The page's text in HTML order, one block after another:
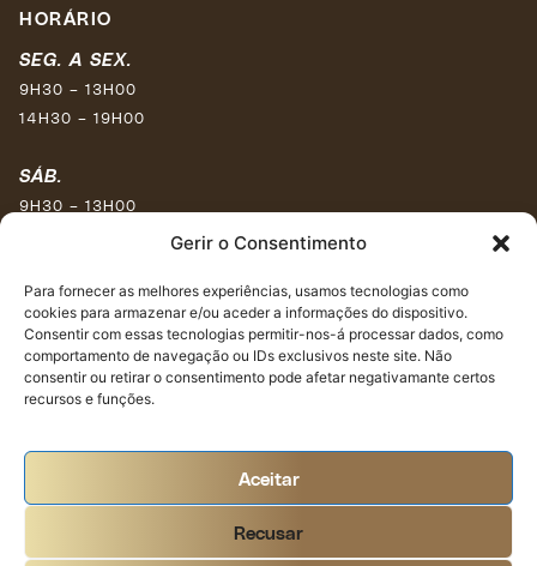
Gerir o Consentimento
Para fornecer as melhores experiências, usamos tecnologias como
cookies para armazenar e/ou aceder a informações do dispositivo.
Consentir com essas tecnologias permitir-nos-á processar dados, como
comportamento de navegação ou IDs exclusivos neste site. Não
consentir ou retirar o consentimento pode afetar negativamante certos
recursos e funções.
Aceitar
Recusar
HORÁRIO
SEG. A SEX.
9H30 – 13H00
14H30 – 19H00
SÁB.
9H30 – 13H00
DOM.
Encerrado
REDES SOCIAIS